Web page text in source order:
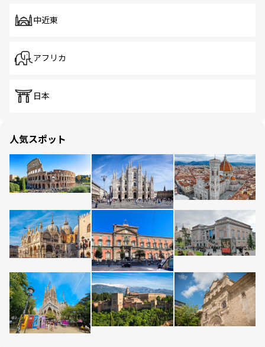
中近東
アフリカ
日本
人気スポット